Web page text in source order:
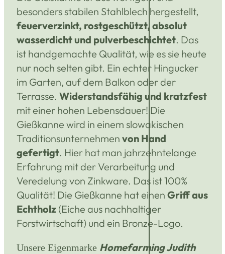
besonders stabilen Stahlblech hergestellt,
feuerverzinkt, rostgeschützt, absolut
wasserdicht und pulverbeschichtet. Das
ist handgemachte Qualität, wie es sie heute
nur noch selten gibt. Ein echter Hingucker
im Garten, auf dem Balkon oder der
Terrasse. Widerstandsfähig und kratzfest
mit einer hohen Lebensdauer! Die
Gießkanne wird in einem slowakischen
Traditionsunternehmen von Hand
gefertigt. Hier hat man jahrzehntelange
Erfahrung mit der Verarbeitung und
Veredelung von Zinkware. Das ist 100%
Qualität! Die Gießkanne hat einen Griff aus
Echtholz (Eiche aus nachhaltiger
Forstwirtschaft) und ein Bronze-Logo.
Unsere Eigenmarke Homefarming Judith